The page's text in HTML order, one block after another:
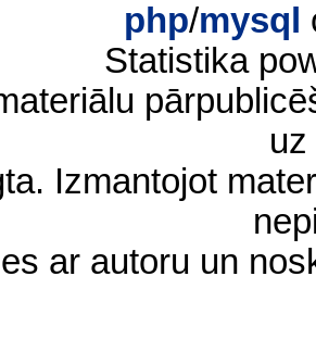
php/mysql
Statistika
Izmantojot
ar autoru un